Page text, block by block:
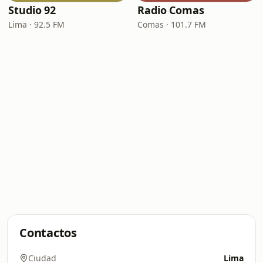
Studio 92
Lima · 92.5 FM
Radio Comas
Comas · 101.7 FM
Contactos
Ciudad Lima